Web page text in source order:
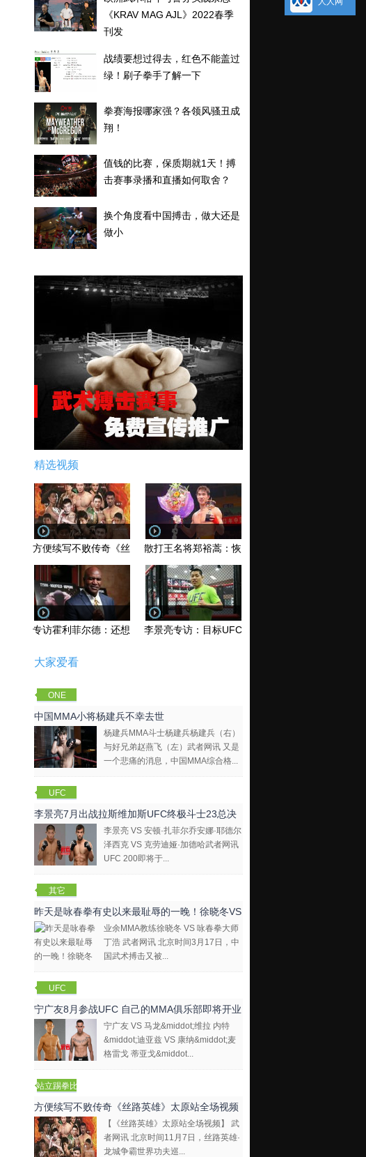
《KRAV MAG AJL》2022春季
刊发
战绩要想过得去，红色不能盖过
绿！刷子拳手了解一下
拳赛海报哪家强？各领风骚丑成
翔！
值钱的比赛，保质期就1天！搏
击赛事录播和直播如何取舍？
换个角度看中国搏击，做大还是
做小
精选视频
方便续写不败传奇《丝路英雄》太原站全场视频
散打王名将郑裕蒿：恢复训练 有望回归擂台
专访霍利菲尔德：还想再和泰森干一架！李景亮专访：目标UFC金腰带 不做打酱油
大家爱看
ONE
Champions
hip
中国MMA小将杨建兵不幸去世
杨建兵MMA斗士杨建兵杨建兵（右）
与好兄弟赵燕飞（左）武者网讯 又是
一个悲痛的消息，中国MMA综合格...
UFC
李景亮7月出战拉斯维加斯UFC终极斗士23总决
李景亮 VS 安顿·扎菲尔乔安娜·耶德尔
泽西克 VS 克劳迪娅·加德哈武者网讯
UFC 200即将于...
其它
昨天是咏春拳有史以来最耻辱的一晚！徐晓冬VS
咏春拳大师
业余MMA教练徐晓冬 VS 咏春拳大师
丁浩 武者网讯 北京时间3月17日，中
国武术搏击又被...
UFC
宁广友8月参战UFC 自己的MMA俱乐部即将开业
宁广友 VS 马龙&middot;维拉 内特
&middot;迪亚兹 VS 康纳&middot;麦
格雷戈 蒂亚戈&middot...
站立踢拳比
赛视频
方便续写不败传奇《丝路英雄》太原站全场视频
【《丝路英雄》太原站全场视频】 武
者网讯 北京时间11月7日，丝路英雄·
龙城争霸世界功夫巡...